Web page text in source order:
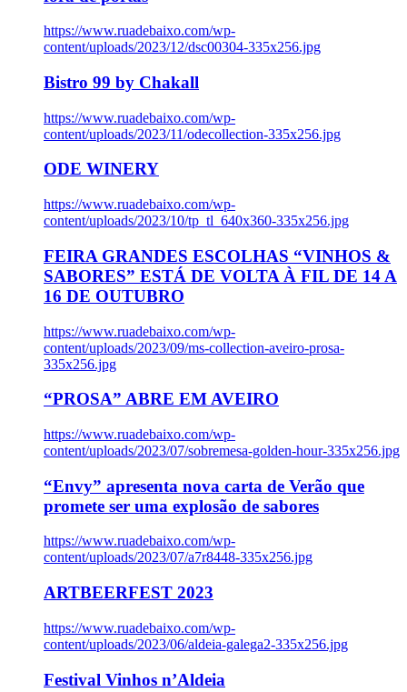
https://www.ruadebaixo.com/wp-
content/uploads/2023/12/dsc00304-335x256.jpg
Bistro 99 by Chakall
https://www.ruadebaixo.com/wp-
content/uploads/2023/11/odecollection-335x256.jpg
ODE WINERY
https://www.ruadebaixo.com/wp-
content/uploads/2023/10/tp_tl_640x360-335x256.jpg
FEIRA GRANDES ESCOLHAS “VINHOS &
SABORES” ESTÁ DE VOLTA À FIL DE 14 A
16 DE OUTUBRO
https://www.ruadebaixo.com/wp-
content/uploads/2023/09/ms-collection-aveiro-prosa-
335x256.jpg
“PROSA” ABRE EM AVEIRO
https://www.ruadebaixo.com/wp-
content/uploads/2023/07/sobremesa-golden-hour-335x256.jpg
“Envy” apresenta nova carta de Verão que
promete ser uma explosão de sabores
https://www.ruadebaixo.com/wp-
content/uploads/2023/07/a7r8448-335x256.jpg
ARTBEERFEST 2023
https://www.ruadebaixo.com/wp-
content/uploads/2023/06/aldeia-galega2-335x256.jpg
Festival Vinhos n’Aldeia